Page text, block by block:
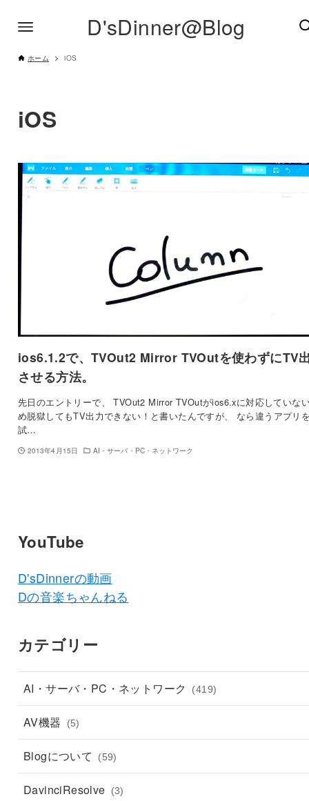
D'sDinner@Blog
ホーム iOS
iOS
ios6.1.2で、TVOut2 Mirror TVOutを使わずにTV
させる方法。
先日のエントリーで、 TVOut2 Mirror TVOutがios6.xに対応していな
め脱獄してもTV出力できない！と書いたんですが、 なら違うアプリ
試…
2013年4月15日 AI・サーバ・PC・ネットワーク
YouTube
D'sDinnerの動画
Dの音楽ちゃんねる
カテゴリー
AI・サーバ・PC・ネットワーク (419)
AV機器 (5)
Blogについて (59)
DavinciResolve (3)